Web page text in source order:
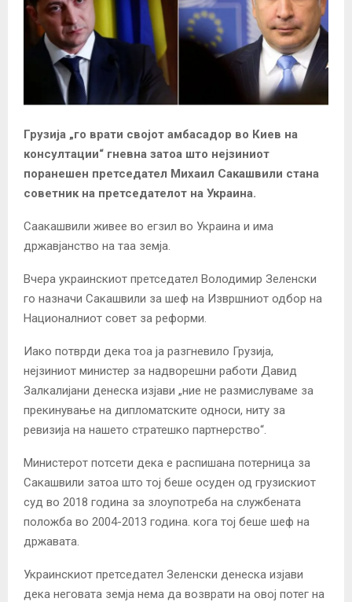
Грузија „го врати својот амбасадор во Киев на
консултации“ гневна затоа што нејзиниот
поранешен претседател Михаил Сакашвили стана
советник на претседателот на Украина.
Саакашвили живее во егзил во Украина и има
државјанство на таа земја.
Вчера украинскиот претседател Володимир Зеленски
го назначи Сакашвили за шеф на Извршниот одбор на
Националниот совет за реформи.
Иако потврди дека тоа ја разгневило Грузија,
нејзиниот министер за надворешни работи Давид
Залкалијани денеска изјави „ние не размислуваме за
прекинување на дипломатските односи, ниту за
ревизија на нашето стратешко партнерство“.
Министерот потсети дека е распишана потерница за
Сакашвили затоа што тој беше осуден од грузискиот
суд во 2018 година за злоупотреба на службената
положба во 2004-2013 година. кога тој беше шеф на
државата.
Украинскиот претседател Зеленски денеска изјави
дека неговата земја нема да возврати на овој потег на